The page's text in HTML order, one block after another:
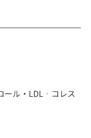
ール・LDL‐コレス